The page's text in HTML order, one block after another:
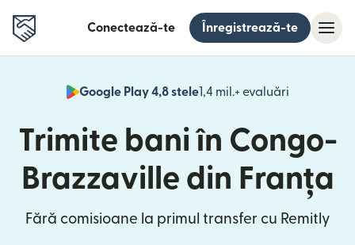
Conectează-te Înregistrează-te
Google Play 4,8 stele1,4 mil.+ evaluări
(se
Trimite bani în Congo-
Brazzaville din Franța
Fără comisioane la primul transfer cu Remitly